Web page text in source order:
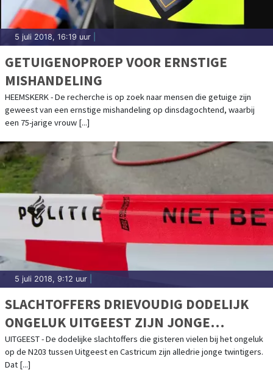
5 juli 2018, 16:19 uur
GETUIGENOPROEP VOOR ERNSTIGE
MISHANDELING
HEEMSKERK - De recherche is op zoek naar mensen die getuige zijn
geweest van een ernstige mishandeling op dinsdagochtend, waarbij
een 75-jarige vrouw [...]
5 juli 2018, 9:12 uur
SLACHTOFFERS DRIEVOUDIG DODELIJK
ONGELUK UITGEEST ZIJN JONGE
TWINTIGERS
UITGEEST - De dodelijke slachtoffers die gisteren vielen bij het ongeluk
op de N203 tussen Uitgeest en Castricum zijn alledrie jonge twintigers.
Dat [...]